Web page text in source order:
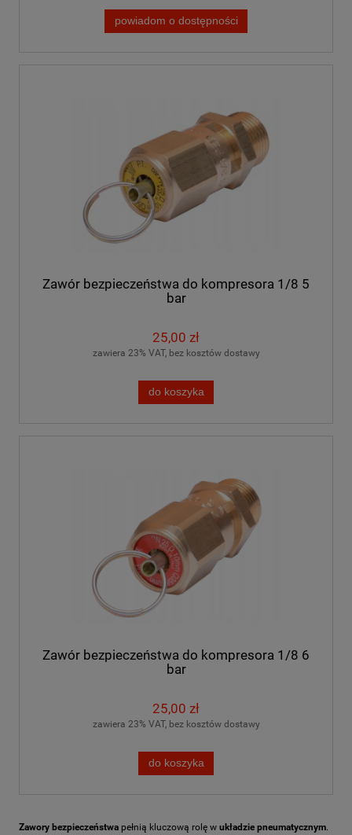
powiadom o dostępności
Zawór bezpieczeństwa do kompresora 1/8 5
bar
25,00 zł
zawiera 23% VAT, bez kosztów dostawy
do koszyka
Zawór bezpieczeństwa do kompresora 1/8 6
bar
25,00 zł
zawiera 23% VAT, bez kosztów dostawy
do koszyka
Zawory bezpieczeństwa pełnią kluczową rolę w układzie pneumatycznym.